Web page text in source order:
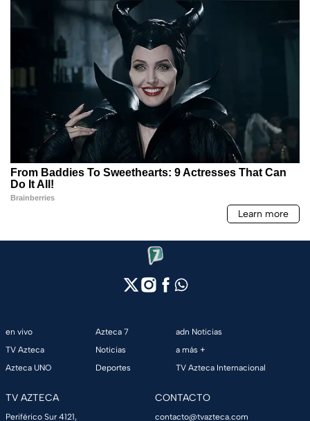
en vivo
TV Azteca
Azteca UNO
Azteca 7
Noticias
Deportes
adn Noticias
a más +
TV Azteca Internacional
TV AZTECA
Periférico Sur 4121,
CONTACTO
contacto@tvazteca.com